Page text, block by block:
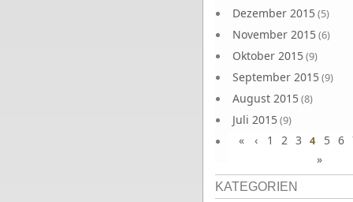
Dezember 2015(5)
November 2015(6)
Oktober 2015(9)
September 2015(9)
August 2015(8)
Juli 2015(9)
Juni 2015(9)
« ‹ 1 2 3 4 5 6
»
KATEGORIEN